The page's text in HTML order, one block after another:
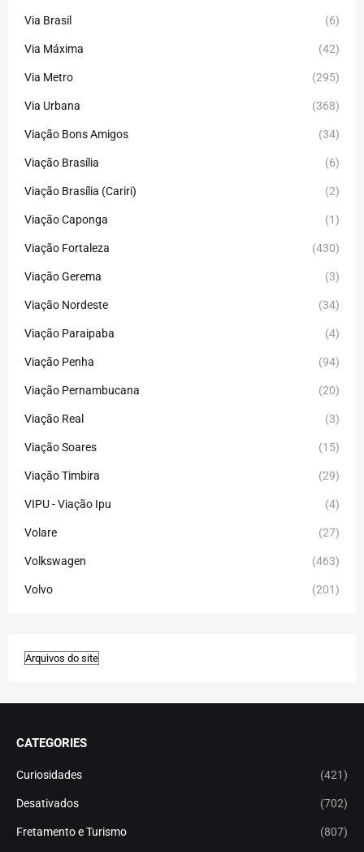
Via Brasil (6)
Via Máxima (42)
Via Metro (295)
Via Urbana (368)
Viação Bons Amigos (34)
Viação Brasília (6)
Viação Brasília (Cariri) (2)
Viação Caponga (1)
Viação Fortaleza (430)
Viação Gerema (3)
Viação Nordeste (34)
Viação Paraipaba (4)
Viação Penha (94)
Viação Pernambucana (20)
Viação Real (3)
Viação Soares (15)
Viação Timbira (29)
VIPU - Viação Ipu (4)
Volare (27)
Volkswagen (463)
Volvo (201)
CATEGORIES
Curiosidades (421)
Desativados (702)
Fretamento e Turismo (807)